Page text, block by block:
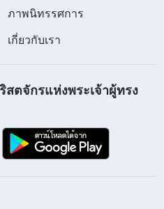
ภาพนิทรรศการ
เกี่ยวกับเรา
ตจักรแห่งพระเจ้าผู้ทรง